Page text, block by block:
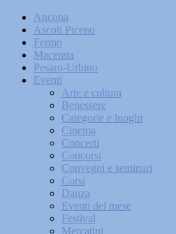
Ancona
Ascoli Piceno
Fermo
Macerata
Pesaro-Urbino
Eventi
Arte e cultura
Benessere
Categorie e luoghi
Cinema
Concerti
Concorsi
Convegni e seminari
Corsi
Danza
Eventi del mese
Festival
Mercatini